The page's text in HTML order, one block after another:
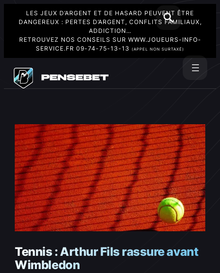
LES JEUX D’ARGENT ET DE HASARD PEUVENT ÊTRE
DANGEREUX : PERTES D’ARGENT, CONFLITS FAMILIAUX,
ADDICTION…
RETROUVEZ NOS CONSEILS SUR WWW.JOUEURS-INFO-
SERVICE.FR 09-74-75-13-13 (APPEL NON SURTAXÉ)
contenu
Tennis : Arthur Fils rassure avant
Wimbledon